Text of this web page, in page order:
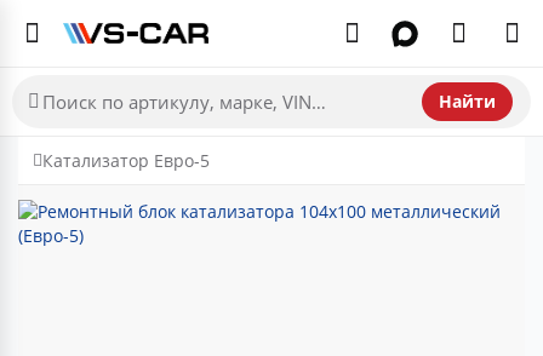
Найти
Катализатор Евро-5